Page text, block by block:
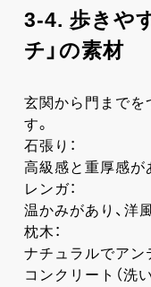
3-4. 歩きや
チ」の素材
玄関から門までを
す。
石張り：
高級感と重厚感が
レンガ：
温かみがあり、洋
枕木：
ナチュラルでアン
コンクリート（洗い